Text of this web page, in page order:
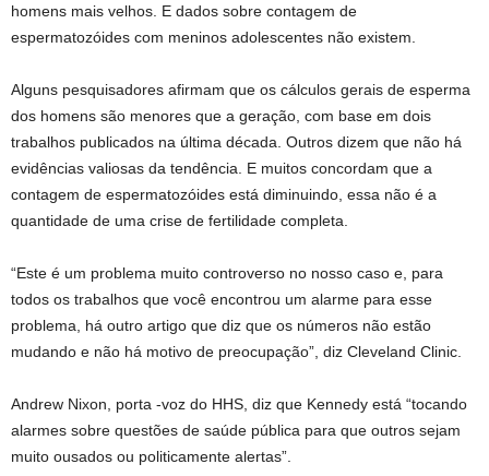
homens mais velhos. E dados sobre contagem de
espermatozóides com meninos adolescentes não existem.
Alguns pesquisadores afirmam que os cálculos gerais de esperma
dos homens são menores que a geração, com base em dois
trabalhos publicados na última década. Outros dizem que não há
evidências valiosas da tendência. E muitos concordam que a
contagem de espermatozóides está diminuindo, essa não é a
quantidade de uma crise de fertilidade completa.
“Este é um problema muito controverso no nosso caso e, para
todos os trabalhos que você encontrou um alarme para esse
problema, há outro artigo que diz que os números não estão
mudando e não há motivo de preocupação”, diz Cleveland Clinic.
Andrew Nixon, porta -voz do HHS, diz que Kennedy está “tocando
alarmes sobre questões de saúde pública para que outros sejam
muito ousados ​​ou politicamente alertas”.